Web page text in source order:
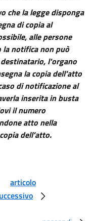
DEL GIUDICE
che la legge disponga
di copia al
alle persone
la notifica non può
l'organo
la copia dell'atto
di notificazione al
inserita in busta
il numero
atto nella
dell'atto.
articolo